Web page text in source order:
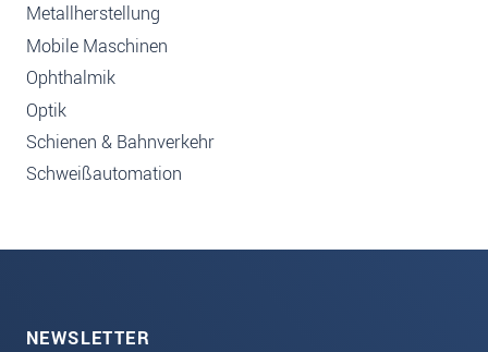
Metallherstellung
Mobile Maschinen
Ophthalmik
Optik
Schienen & Bahnverkehr
Schweißautomation
NEWSLETTER